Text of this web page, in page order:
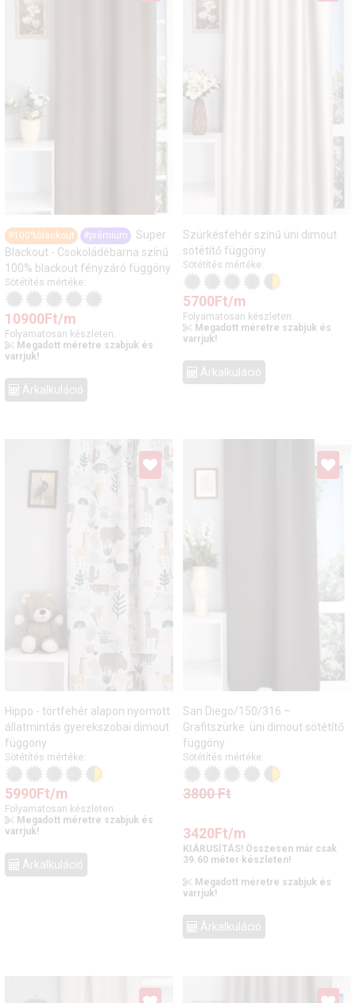
#100%blackout #prémium
Super
Blackout - Csokoládébarna színű
100% blackout fényzáró függöny
Sötétítés mértéke:
10900Ft/m
Folyamatosan készleten.
Megadott méretre szabjuk és
varrjuk!
Árkalkuláció
Szürkésfehér színű üni dimout
sötétítő függöny
Sötétítés mértéke:
5700Ft/m
Folyamatosan készleten.
Megadott méretre szabjuk és
varrjuk!
Árkalkuláció
Hippo - törtfehér alapon nyomott
állatmintás gyerekszobai dimout
függöny
Sötétítés mértéke:
5990Ft/m
Folyamatosan készleten.
Megadott méretre szabjuk és
varrjuk!
Árkalkuláció
San Diego/150/316 –
Grafitszürke üni dimout sötétítő
függöny
Sötétítés mértéke:
3800Ft
3420Ft/m
KIÁRUSÍTÁS! Összesen már csak
39.60 méter készleten!
Megadott méretre szabjuk és
varrjuk!
Árkalkuláció